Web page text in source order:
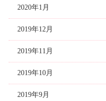
2020年1月
2019年12月
2019年11月
2019年10月
2019年9月